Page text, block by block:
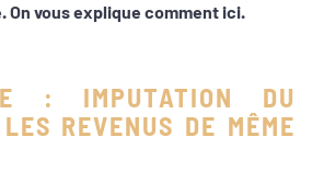
On vous explique comment ici.
: IMPUTATION DU
REVENUS DE MÊME